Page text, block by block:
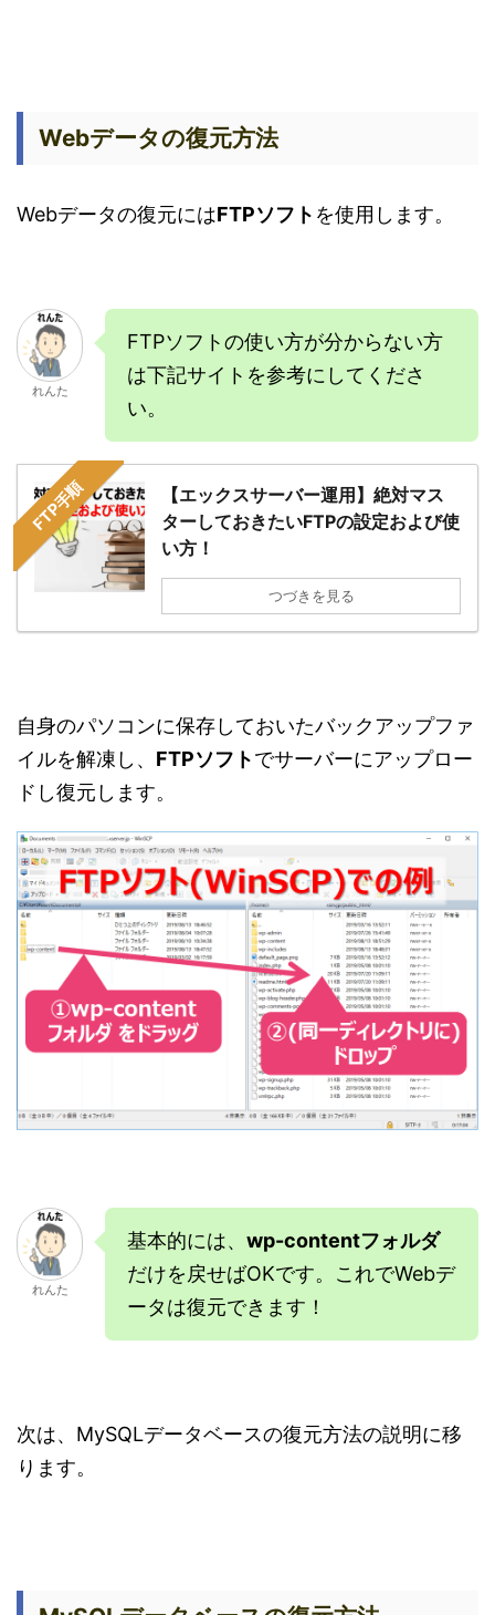
Webデータの復元方法
Webデータの復元にはFTPソフト を使用します。
れんた
FTPソフトの使い方が分からない方
は下記サイトを参考にしてくださ
い。
FTP手順
【エックスサーバー運用】絶対マス
ターしておきたいFTPの設定および使
い方！
つづきを見る
自身のパソコンに保存しておいたバックアップファ
イルを解凍し、 FTPソフトでサーバーにアップロー
ドし復元します。
れんた
基本的には、 wp-contentフォルダ
だけを戻せばOKです。これでWebデ
ータは復元できます！
次は、MySQLデータベースの復元方法の説明に移
ります。